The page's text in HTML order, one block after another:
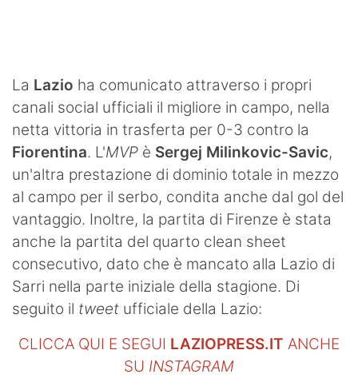
SHOP LAZIO
Contatti
La Lazio ha comunicato attraverso i propri
canali social ufficiali il migliore in campo, nella
netta vittoria in trasferta per 0-3 contro la
Fiorentina. L'MVP è Sergej Milinkovic-Savic,
un'altra prestazione di dominio totale in mezzo
al campo per il serbo, condita anche dal gol del
vantaggio. Inoltre, la partita di Firenze è stata
anche la partita del quarto clean sheet
consecutivo, dato che è mancato alla Lazio di
Sarri nella parte iniziale della stagione. Di
seguito il tweet ufficiale della Lazio:
CLICCA QUI E SEGUI LAZIOPRESS.IT ANCHE
SU INSTAGRAM